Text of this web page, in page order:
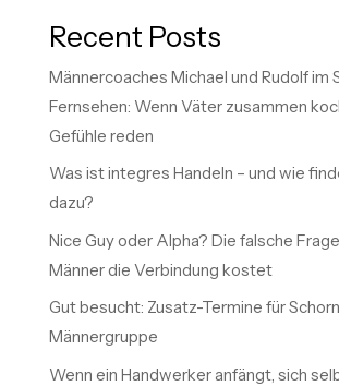
Recent Posts
Männercoaches Michael und Rudolf im
Fernsehen: Wenn Väter zusammen
Gefühle reden
Was ist integres Handeln – und wie
dazu?
Nice Guy oder Alpha? Die falsche
Männer die Verbindung kostet
Gut besucht: Zusatz-Termine für
Männergruppe
Wenn ein Handwerker anfängt, sich